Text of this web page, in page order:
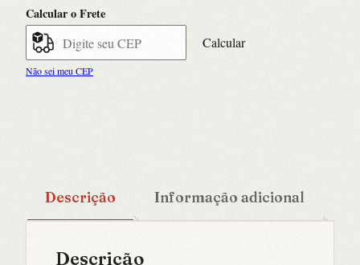
Calcular o Frete
Calcular
Não sei meu CEP
Descrição Informação adicional
Descrição